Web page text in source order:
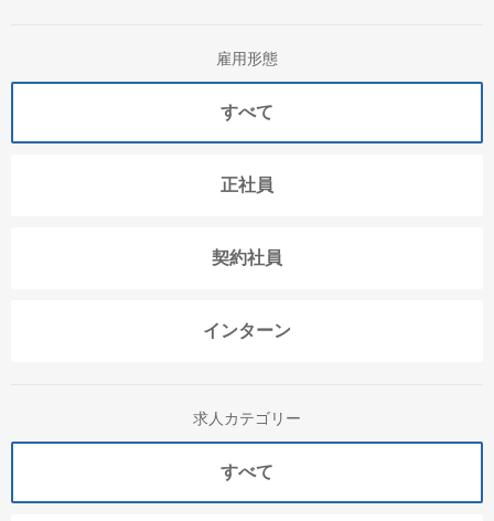
雇用形態
すべて
正社員
契約社員
インターン
求人カテゴリー
すべて